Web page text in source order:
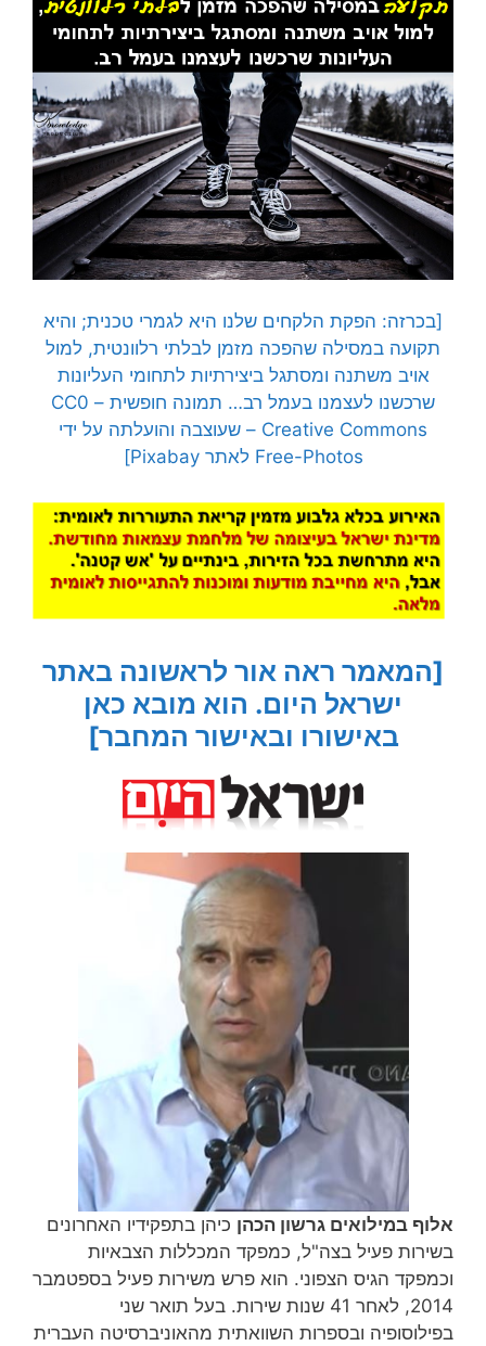
[בכרזה: הפקת הלקחים שלנו היא לגמרי טכנית; והיא
תקועה במסילה שהפכה מזמן לבלתי רלוונטית, למול
אויב משתנה ומסתגל ביצירתיות לתחומי העליונות
שרכשנו לעצמנו בעמל רב… תמונה חופשית – CC0
Creative Commons – שעוצבה והועלתה על ידי
Free-Photos לאתר Pixabay]
[המאמר ראה אור לראשונה באתר
ישראל היום. הוא מובא כאן
באישורו ובאישור המחבר]
אלוף במילואים גרשון הכהן כיהן בתפקידיו האחרונים
בשירות פעיל בצה"ל, כמפקד המכללות הצבאיות
וכמפקד הגיס הצפוני. הוא פרש משירות פעיל בספטמבר
2014, לאחר 41 שנות שירות‏. בעל תואר שני
בפילוסופיה ובספרות השוואתית מהאוניברסיטה העברית